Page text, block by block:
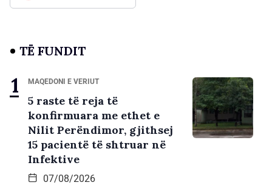
TË FUNDIT
MAQEDONI E VERIUT
5 raste të reja të
konfirmuara me ethet e
Nilit Perëndimor, gjithsej
15 pacientë të shtruar në
Infektive
07/08/2026